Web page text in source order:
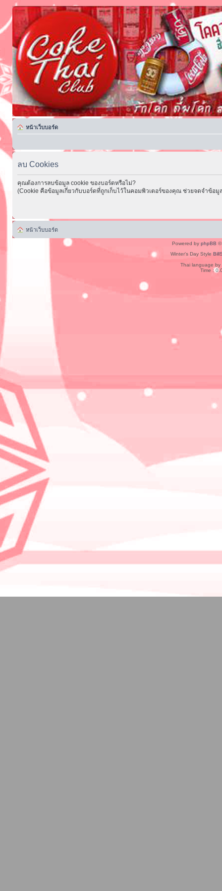
หน้าเว็บบอร์ด
ลบ Cookies
คุณต้องการลบข้อมูล cookie ของบอร์ดหรือไม่?
(Cookie คือข้อมูลเกี่ยวกับบอร์ดที่ถูกเก็บไว้ในคอมพิวเตอร์ของคุณ ช่วยจดจำข้อมู
หน้าเว็บบอร์ด
Powered by phpBB ©
Winter's Day Style
Thai language by
Time :